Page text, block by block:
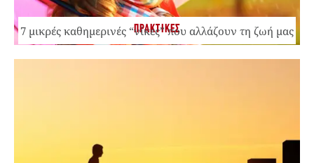
ΠΡΑΚΤΙΚΕΣ
7 μικρές καθημερινές “νίκες” που αλλάζουν τη ζωή μας